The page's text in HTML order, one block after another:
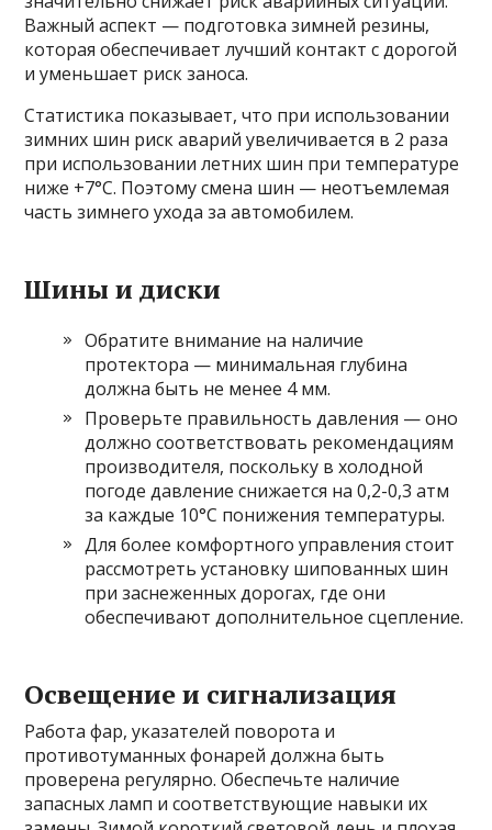
Важный аспект — подготовка зимней резины,
которая обеспечивает лучший контакт с дорогой
и уменьшает риск заноса.
Статистика показывает, что при использовании
зимних шин риск аварий увеличивается в 2 раза
при использовании летних шин при температуре
ниже +7°C. Поэтому смена шин — неотъемлемая
часть зимнего ухода за автомобилем.
Шины и диски
Обратите внимание на наличие
протектора — минимальная глубина
должна быть не менее 4 мм.
Проверьте правильность давления — оно
должно соответствовать рекомендациям
производителя, поскольку в холодной
погоде давление снижается на 0,2-0,3 атм
за каждые 10°C понижения температуры.
Для более комфортного управления стоит
рассмотреть установку шипованных шин
при заснеженных дорогах, где они
обеспечивают дополнительное сцепление.
Освещение и сигнализация
Работа фар, указателей поворота и
противотуманных фонарей должна быть
проверена регулярно. Обеспечьте наличие
запасных ламп и соответствующие навыки их